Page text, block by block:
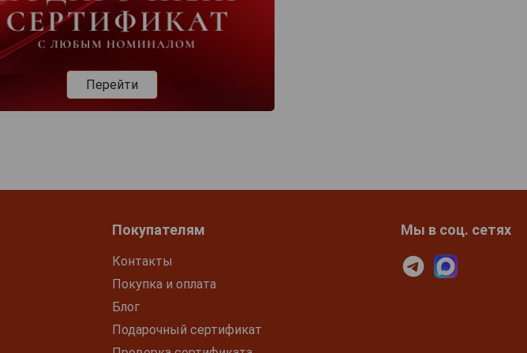
Перейти
Покупателям
Контакты
Покупка и оплата
Блог
Подарочный сертификат
Мы в соц. сетях